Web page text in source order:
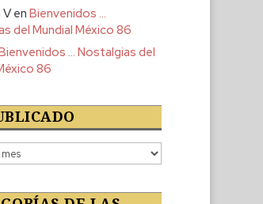
VenBienvenidos …
del Mundial México 86
… Nostalgias del
86